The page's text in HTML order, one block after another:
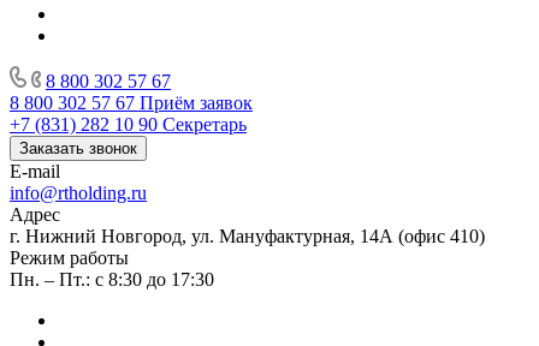
8 800 302 57 67
8 800 302 57 67 Приём заявок
+7 (831) 282 10 90 Секретарь
Заказать звонок
E-mail
info@rtholding.ru
Адрес
г. Нижний Новгород, ул. Мануфактурная, 14А (офис 410)
Режим работы
Пн. – Пт.: с 8:30 до 17:30